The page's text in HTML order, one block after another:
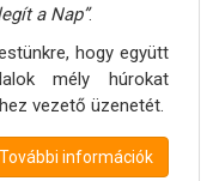
a Nap”.
hogy együtt
mély húrokat
vezető üzenetét.
További információk